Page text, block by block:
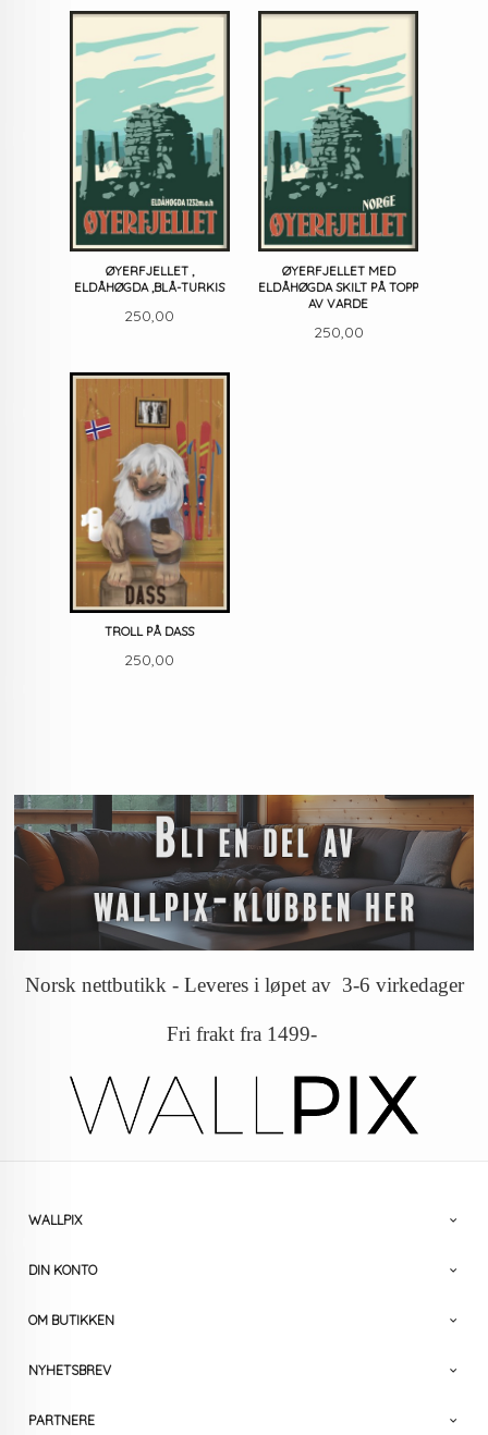
ØYERFJELLET ,
ELDÅHØGDA ,BLÅ-TURKIS
Pris
250,00
ØYERFJELLET MED
ELDÅHØGDA SKILT PÅ TOPP
AV VARDE
Pris
250,00
TROLL PÅ DASS
Pris
250,00
Norsk nettbutikk - Leveres i løpet av 3-6 virkedager
Fri frakt fra 1499-
WALLPIX
DIN KONTO
OM BUTIKKEN
NYHETSBREV
PARTNERE